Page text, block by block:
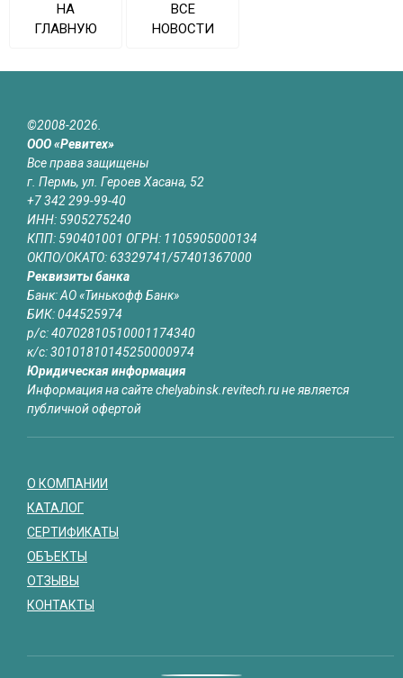
НА
ГЛАВНУЮ
ВСЕ
НОВОСТИ
©2008-2026.
ООО «Ревитех»
Все права защищены
г. Пермь, ул. Героев Хасана, 52
+7 342 299-99-40
ИНН: 5905275240
КПП: 590401001 ОГРН: 1105905000134
ОКПО/ОКАТО: 63329741/57401367000
Реквизиты банка
Банк: АО «Тинькофф Банк»
БИК: 044525974
р/с: 40702810510001174340
к/с: 30101810145250000974
Юридическая информация
Информация на сайте chelyabinsk.revitech.ru не является
публичной офертой
О КОМПАНИИ
КАТАЛОГ
СЕРТИФИКАТЫ
ОБЪЕКТЫ
ОТЗЫВЫ
КОНТАКТЫ